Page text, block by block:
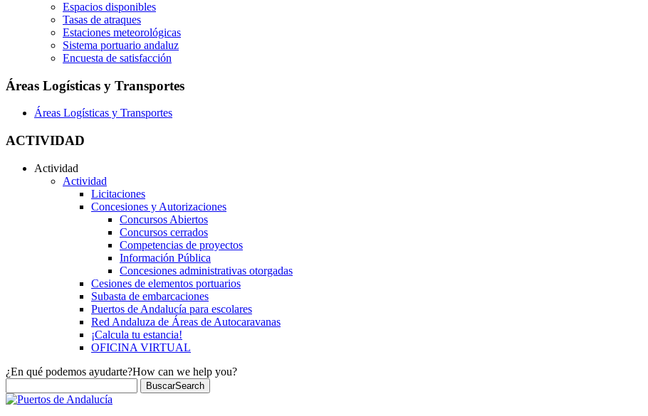
Espacios disponibles
Tasas de atraques
Estaciones meteorológicas
Sistema portuario andaluz
Encuesta de satisfacción
Áreas Logísticas y Transportes
Áreas Logísticas y Transportes
ACTIVIDAD
Actividad
Actividad
Licitaciones
Concesiones y Autorizaciones
Concursos Abiertos
Concursos cerrados
Competencias de proyectos
Información Pública
Concesiones administrativas otorgadas
Cesiones de elementos portuarios
Subasta de embarcaciones
Puertos de Andalucía para escolares
Red Andaluza de Áreas de Autocaravanas
¡Calcula tu estancia!
OFICINA VIRTUAL
¿En qué podemos ayudarte?How can we help you?
BuscarSearch